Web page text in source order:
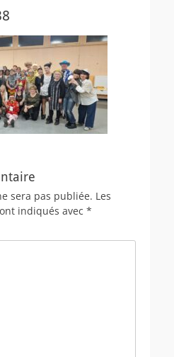
sera pas publiée. Les
indiqués avec *